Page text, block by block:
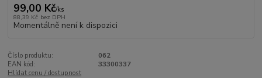
99,00 Kč/ks
88,39 Kč bez DPH
Momentálně není k dispozici
Číslo produktu:
062
EAN kód:
33300337
Hlídat cenu / dostupnost